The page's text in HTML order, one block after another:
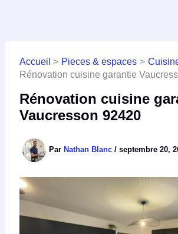
Accueil Pieces & espaces
Rénovation cuisine garantie
Rénovation cuisine
Vaucresson 92420
Par Nathan Blanc / septembre 20,